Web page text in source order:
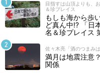
目指すは山頂よりも、
＆珍プレイス
もしも海から歩
ど真ん中!? 「日
名＆珍プレイス
佐々木亮「酒のつまみ
満月は地震注意
関係